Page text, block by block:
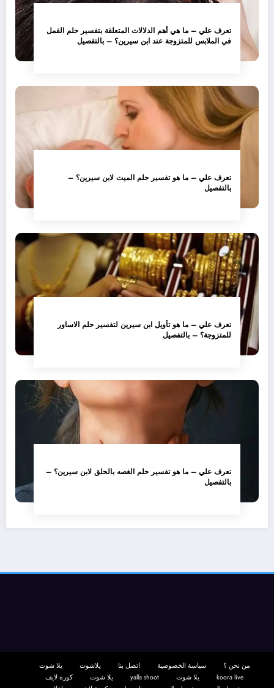
تعرف علي – ما هي أهم الدلالات المتعلقة بتفسير حلم القمل
في الملابس للمتزوجة عند ابن سيرين؟ – بالتفصيل
تعرف علي – ما هو تفسير حلم الميت لابن سيرين؟ –
بالتفصيل
تعرف علي – ما هو تأويل ابن سيرين لتفسير حلم الاساور
للمتزوجة؟ – بالتفصيل
تعرف علي – ما هو تفسير حلم الغصه بالحلق لابن سيرين؟ –
بالتفصيل
من نحن ؟ سياسة الخصوصية اتصل بنا يلاشوت
يلا شوت
koora live
يلا شوت yalla shoot يلا شوت
كورة لايف